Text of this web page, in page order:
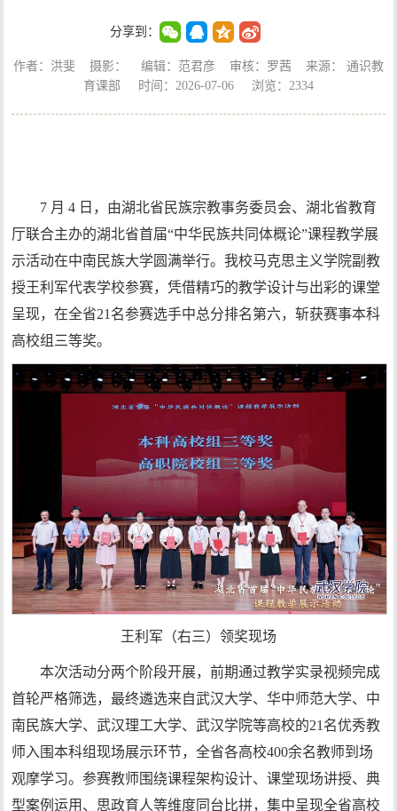
分享到：
作者：洪斐 摄影： 编辑：范君彦 审核：罗茜 来源： 通识教
育课部 时间：2026-07-06 浏览： 2334
7 月 4 日，由湖北省民族宗教事务委员会、湖北省教育
厅联合主办的湖北省首届“中华民族共同体概论”课程教学展
示活动在中南民族大学圆满举行。我校马克思主义学院副教
授王利军代表学校参赛，凭借精巧的教学设计与出彩的课堂
呈现，在全省21名参赛选手中总分排名第六，斩获赛事本科
高校组三等奖。
王利军（右三）领奖现场
本次活动分两个阶段开展，前期通过教学实录视频完成
首轮严格筛选，最终遴选来自武汉大学、华中师范大学、中
南民族大学、武汉理工大学、武汉学院等高校的21名优秀教
师入围本科组现场展示环节，全省各高校400余名教师到场
观摩学习。参赛教师围绕课程架构设计、课堂现场讲授、典
型案例运用、思政育人等维度同台比拼，集中呈现全省高校